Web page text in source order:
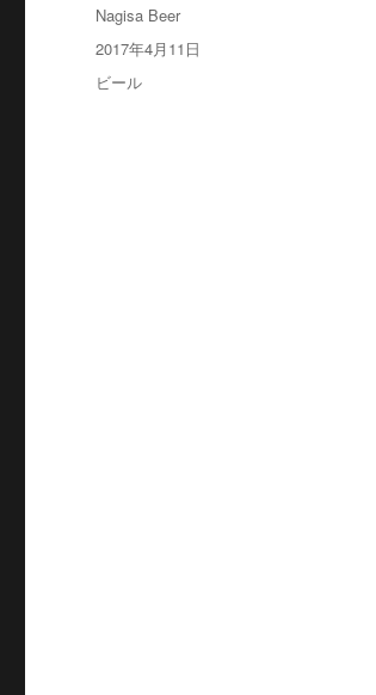
投
稿
Nagisa Beer
投
稿
日:
2017年4月11日
カ
ビール